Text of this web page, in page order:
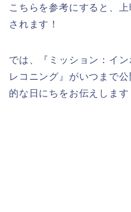
こちらを参考にすると、上
されます！
では、『ミッション：イ
レコニング』がいつまで
的な日にちをお伝えします